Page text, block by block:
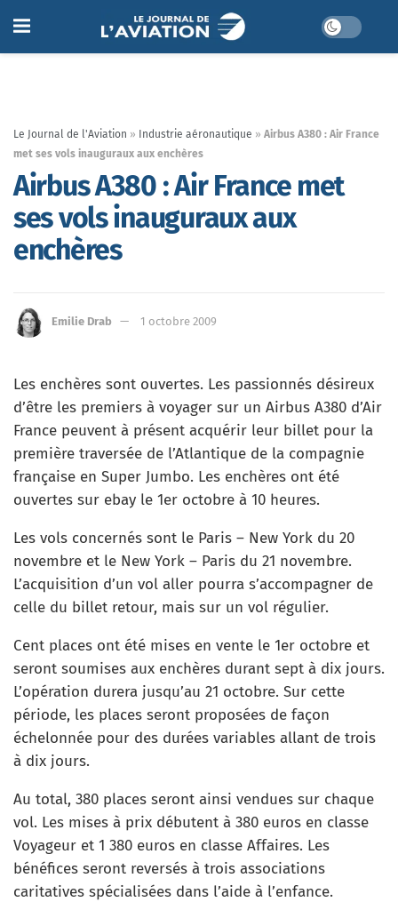
Le Journal de l'Aviation » Industrie aéronautique » Airbus A380 : Air France
met ses vols inauguraux aux enchères
Airbus A380 : Air France met
ses vols inauguraux aux
enchères
Emilie Drab 1 octobre 2009
Les enchères sont ouvertes. Les passionnés désireux
d’être les premiers à voyager sur un Airbus A380 d’Air
France peuvent à présent acquérir leur billet pour la
première traversée de l’Atlantique de la compagnie
française en Super Jumbo. Les enchères ont été
ouvertes sur ebay le 1er octobre à 10 heures.
Les vols concernés sont le Paris – New York du 20
novembre et le New York – Paris du 21 novembre.
L’acquisition d’un vol aller pourra s’accompagner de
celle du billet retour, mais sur un vol régulier.
Cent places ont été mises en vente le 1er octobre et
seront soumises aux enchères durant sept à dix jours.
L’opération durera jusqu’au 21 octobre. Sur cette
période, les places seront proposées de façon
échelonnée pour des durées variables allant de trois
à dix jours.
Au total, 380 places seront ainsi vendues sur chaque
vol. Les mises à prix débutent à 380 euros en classe
Voyageur et 1 380 euros en classe Affaires. Les
bénéfices seront reversés à trois associations
caritatives spécialisées dans l’aide à l’enfance.